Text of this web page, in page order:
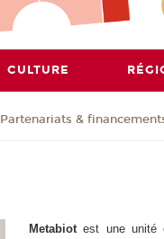
CULTURE
Partenariats &
Metabiot est une unité